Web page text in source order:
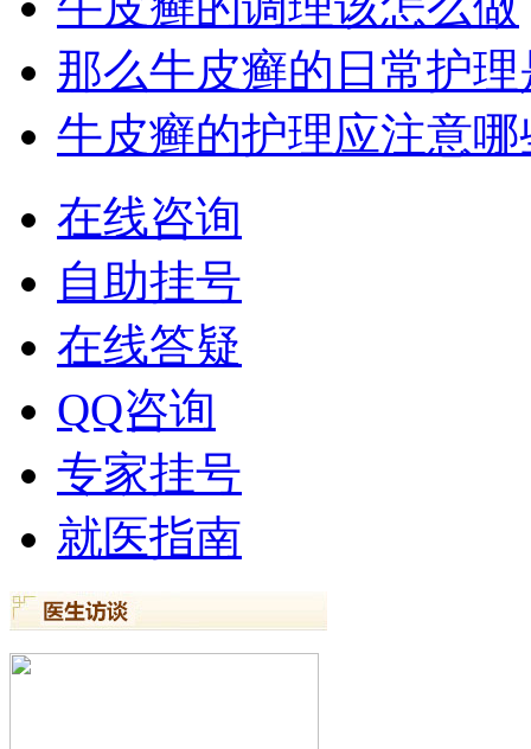
那么牛皮癣的日常护
牛皮癣的护理应注意
在线咨询
自助挂号
在线答疑
QQ咨询
专家挂号
就医指南